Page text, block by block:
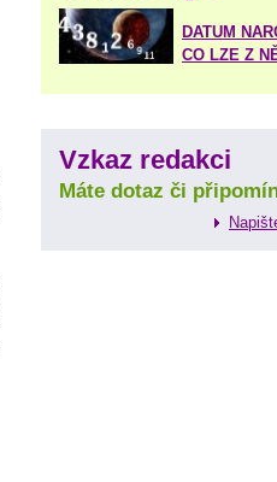
DATUM
CO LZE Z
Vzkaz redakci
Máte dotaz či